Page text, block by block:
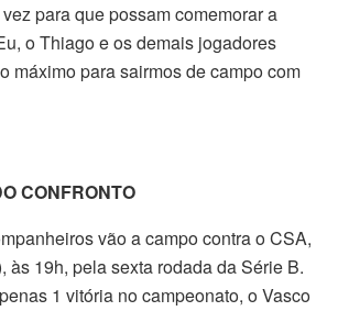
para que possam comemorar a
o Thiago e os demais jogadores
máximo para sairmos de campo com
CONFRONTO
vão a campo contra o CSA,
às 19h, pela sexta rodada da Série B.
1 vitória no campeonato, o Vasco